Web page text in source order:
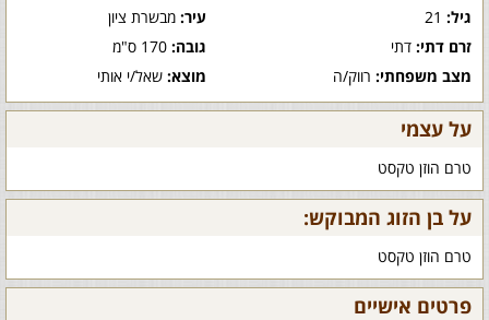
גיל: עיר:מבשרת ציון
זרם דתי: דתי גובה:170 ס"מ
מצב משפחתי: רווק/ה מוצא:שאל/י אותי
על עצמי
טרם הוזן טקסט
על בן הזוג המבוקש:
טרם הוזן טקסט
פרטים אישיים